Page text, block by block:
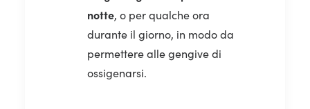
notte, o per qualche ora
durante il giorno, in modo da
permettere alle gengive di
ossigenarsi.